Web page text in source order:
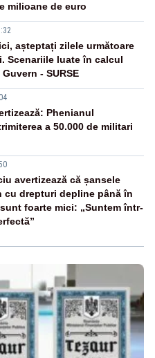
milioane de euro
așteptați zilele următoare
Scenariile luate în calcul
- SURSE
Phenianul
a 50.000 de militari
avertizează că șansele
cu drepturi depline până în
foarte mici: „Suntem într-